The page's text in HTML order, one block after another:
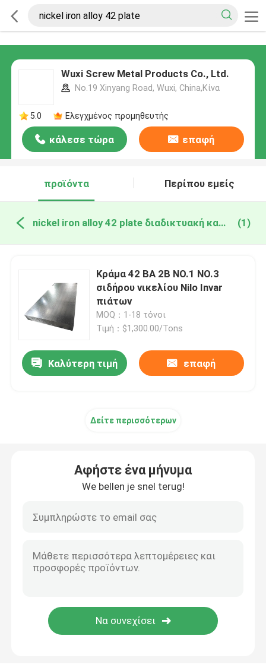
Wuxi Screw Metal Products Co., Ltd.
No.19 Xinyang Road, Wuxi, China,Κίνα
5.0 Ελεγχμένος προμηθευτής
κάλεσε τώρα επαφή
προϊόντα Περίπου εμείς
nickel iron alloy 42 plate διαδικτυακή κατασκευή (1)
Κράμα 42 BA 2B NO.1 NO.3
σιδήρου νικελίου Nilo Invar
πιάτων
MOQ：1-18 τόνοι
Τιμή：$1,300.00/Tons
Καλύτερη τιμή επαφή
Δείτε περισσότερων
Αφήστε ένα μήνυμα
We bellen je snel terug!